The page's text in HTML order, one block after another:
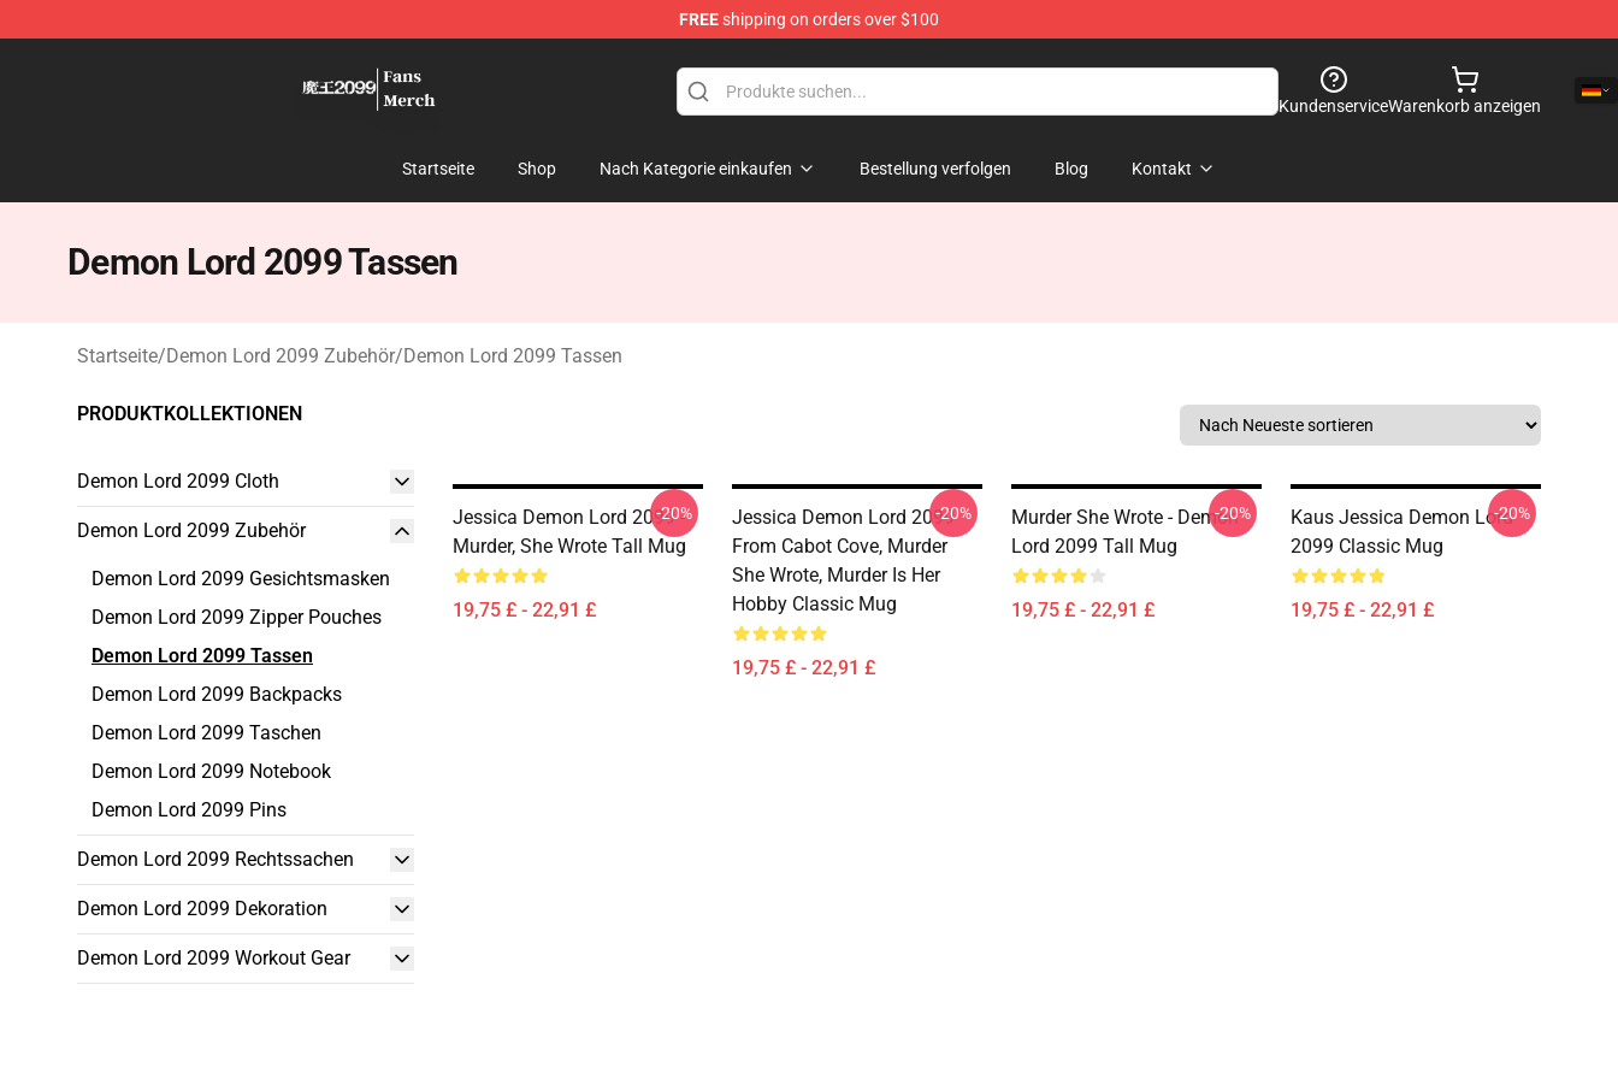
FREEshipping on orders over $100
KundenserviceWarenkorb anzeigen
Startseite Shop Nach Kategorie einkaufen Bestellung verfolgen Blog Kontakt
Demon Lord 2099 Tassen
Startseite/Demon Lord 2099 Zubehör/Demon Lord 2099 Tassen
PRODUKTKOLLEKTIONEN
Demon Lord 2099 Cloth
Demon Lord 2099 Zubehör
Demon Lord 2099 Gesichtsmasken
Demon Lord 2099 Zipper Pouches
Demon Lord 2099 Tassen
Demon Lord 2099 Backpacks
Demon Lord 2099 Taschen
Demon Lord 2099 Notebook
Demon Lord 2099 Pins
Demon Lord 2099 Rechtssachen
Demon Lord 2099 Dekoration
Demon Lord 2099 Workout Gear
Jessica Demon Lord 2099 -
Murder, She Wrote Tall Mug
19,75 £ - 22,91 £
-20%
Jessica Demon Lord 2099
From Cabot Cove, Murder
She Wrote, Murder Is Her
Hobby Classic Mug
19,75 £ - 22,91 £
-20%
Murder She Wrote - Demon
Lord 2099 Tall Mug
19,75 £ - 22,91 £
-20%
Kaus Jessica Demon Lord
2099 Classic Mug
19,75 £ - 22,91 £
-20%